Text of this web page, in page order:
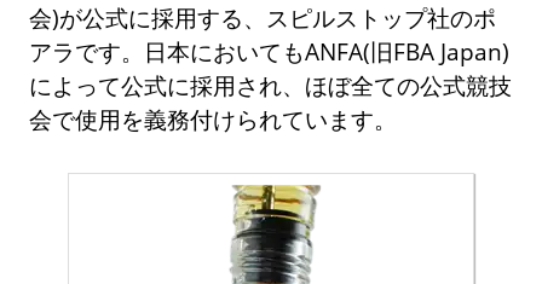
会)が公式に採用する、スピルストップ社のポ
アラです。日本においてもANFA(旧FBA Japan)
によって公式に採用され、ほぼ全ての公式競技
会で使用を義務付けられています。